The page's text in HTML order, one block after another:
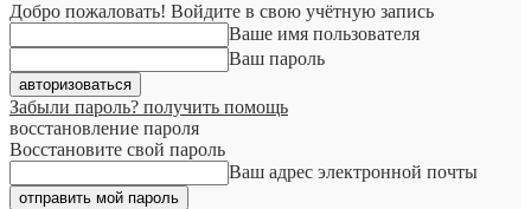
Добро пожаловать! Войдите в свою учётную запись
Ваше имя пользователя
Ваш пароль
Забыли пароль? получить помощь
восстановление пароля
Восстановите свой пароль
Ваш адрес электронной почты